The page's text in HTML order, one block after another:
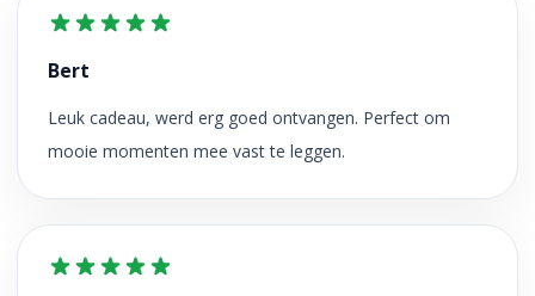
Bert
Leuk cadeau, werd erg goed ontvangen. Perfect om
mooie momenten mee vast te leggen.